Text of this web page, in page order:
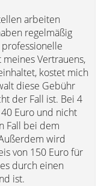
arbeiten
regelmäßig
Vertrauens,
kostet mich
diese Gebühr
der Fall ist. Bei 4
Euro und nicht
Fall bei dem
wird
von 150 Euro für
durch einen
ist.